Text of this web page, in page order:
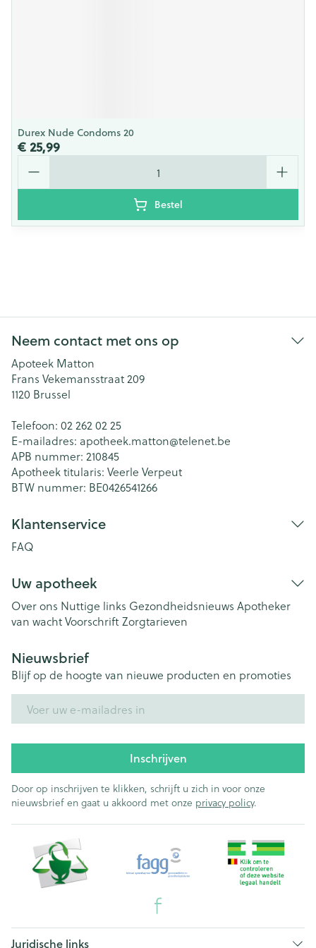
Durex Nude Condoms 20
€ 25,99
Aantal
Bestel
Neem contact met ons op
Apoteek Matton
Frans Vekemansstraat 209
1120 Brussel
Telefoon: 02 262 02 25
E-mailadres: apotheek.matton@telenet.be
APB nummer: 210845
Apotheek titularis: Veerle Verpeut
BTW nummer: BE0426541266
Klantenservice
FAQ
Uw apotheek
Over ons Nuttige links Gezondheidsnieuws Apotheker
van wachtVoorschriftZorgtarieven
Nieuwsbrief
Blijf op de hoogte van nieuwe producten en promoties
Inschrijven
Door op inschrijven te klikken, schrijft u zich in voor onze
nieuwsbrief en gaat u akkoord met onze privacy policy.
Juridische links